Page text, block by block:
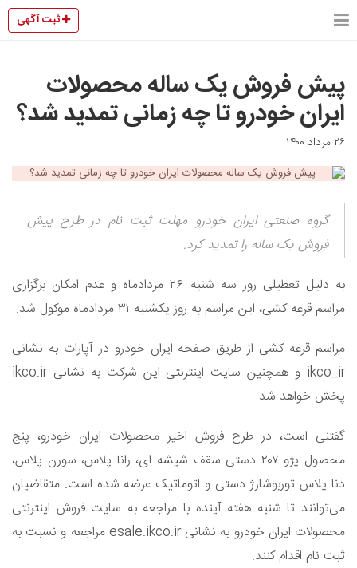
ثبت آگهی
پیش فروش یک ساله محصولات
ایران خودرو تا چه زمانی تمدید شد؟
۲۶ مرداد ۱۴۰۰
گروه صنعتی ایران خودرو مهلت ثبت نام در طرح پیش
فروش یک ساله را تمدید کرد.
به دلیل تعطیلی روز سه شنبه ۲۶ مردادماه و عدم امکان برگزاری
مراسم قرعه کشی، این مراسم به روز یکشنبه ۳۱ مردادماه موکول شد.
مراسم قرعه کشی از طریق صفحه ایران خودرو در آپارات به نشانی
ikco_ir و همچنین سایت اینترنتی این شرکت به نشانی ikco.ir
پخش خواهد شد.
گفتنی است، در طرح فروش اخیر محصولات ایران خودرو، پنج
محصول پژو ۲۰۷ دستی سقف شیشه ای، رانا پلاس، سورن پلاس،
دنا پلاس توربوشارژ دستی و اتوماتیک عرضه شده است. متقاضیان
می‌توانند تا شنبه هفته آینده با مراجعه به سایت فروش اینترنتی
محصولات ایران خودرو به نشانی esale.ikco.ir مراجعه و نسبت به
ثبت نام اقدام کنند.